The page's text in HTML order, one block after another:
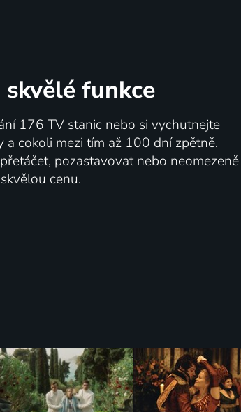
skvělé funkce
176 TV stanic nebo si vychutnejte
a cokoli mezi tím až 100 dní zpětně.
pozastavovat nebo neomezeně
cenu.